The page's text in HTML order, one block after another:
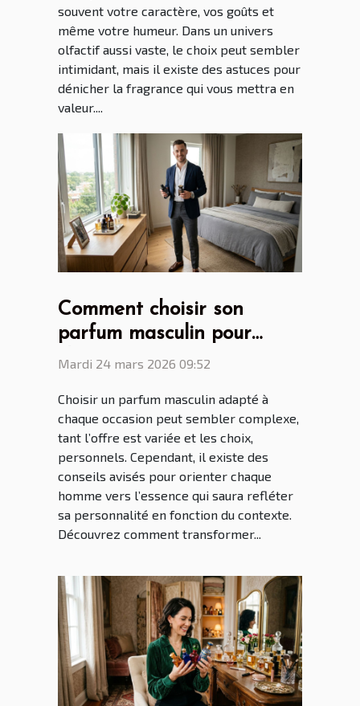
souvent votre caractère, vos goûts et
même votre humeur. Dans un univers
olfactif aussi vaste, le choix peut sembler
intimidant, mais il existe des astuces pour
dénicher la fragrance qui vous mettra en
valeur....
Comment choisir son
parfum masculin pour
chaque occasion ?
Mardi 24 mars 2026 09:52
Choisir un parfum masculin adapté à
chaque occasion peut sembler complexe,
tant l’offre est variée et les choix,
personnels. Cependant, il existe des
conseils avisés pour orienter chaque
homme vers l’essence qui saura refléter
sa personnalité en fonction du contexte.
Découvrez comment transformer...